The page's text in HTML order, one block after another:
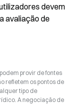
devem
avaliação de
provir de fontes
refletem os pontos de
tipo de
A negociação de